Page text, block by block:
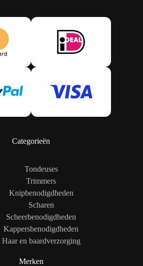
Categorieën
Tondeuses
Trimmers
Knipbenodigdheden
Scharen
Scheerbenodigdheden
Kappersbenodigdheden
Haar en baardverzorging
Merken